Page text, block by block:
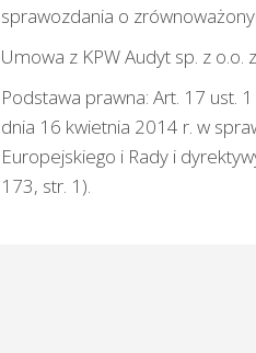
sprawozdania o
Umowa z KPW Audyt sp. z
Podstawa prawna: Art. 17 ust.
dnia 16 kwietnia 2014 r. w
Europejskiego i Rady i
173, str. 1).